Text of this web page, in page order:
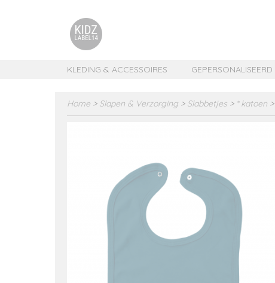
KLEDING & ACCESSOIRES GEPERSONALISEERD
Home > Slapen & Verzorging > Slabbetjes > * katoen >